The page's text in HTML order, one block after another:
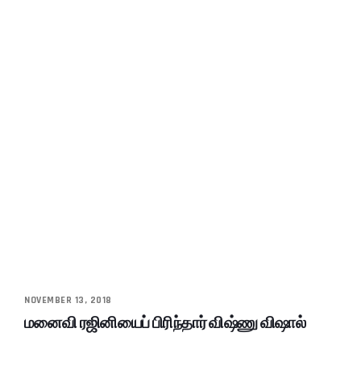
NOVEMBER 13, 2018
மனைவி ரஜினியைப் பிரிந்தார் விஷ்ணு விஷால்